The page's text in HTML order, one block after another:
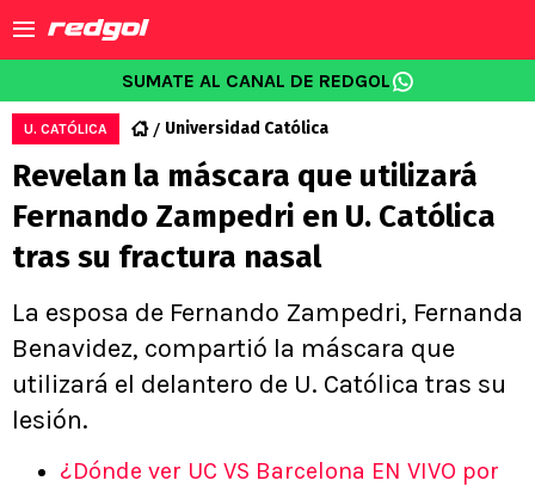
SUMATE AL CANAL DE REDGOL
U. CATÓLICA Universidad Católica
Revelan la máscara que utilizará
Fernando Zampedri en U. Católica
tras su fractura nasal
La esposa de Fernando Zampedri, Fernanda
Benavidez, compartió la máscara que
utilizará el delantero de U. Católica tras su
lesión.
¿Dónde ver UC VS Barcelona EN VIVO por